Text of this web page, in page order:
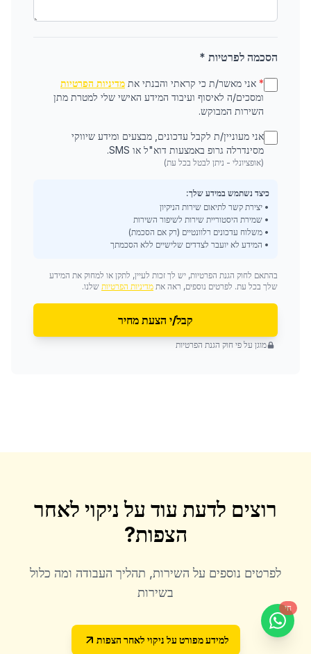
הסכמה לפרטיות *
* אני מאשר/ת כי קראתי והבנתי את מדיניות הפרטיות
ומסכים/ה לאיסוף ועיבוד המידע האישי שלי למטרת מתן
השירות המבוקש.
אני מעוניין/ת לקבל עדכונים, מבצעים ומידע שיווקי
מסינדרלה גרופ באמצעות דוא"ל או SMS.
(אופציונלי - ניתן לבטל בכל עת)
כיצד נשתמש במידע שלך:
• יצירת קשר לתיאום שירות הניקיון
• שמירת היסטוריית שירות לשיפור השירות
• משלוח עדכונים רלוונטיים (רק אם הסכמת)
• המידע לא יועבר לצדדים שלישיים ללא הסכמתך
בהתאם לחוק הגנת הפרטיות, יש לך זכות לעיין, לתקן או למחוק את המידע
שלך בכל עת. לפרטים נוספים, ראה את מדיניות הפרטיות שלנו.
קבל/י הצעת מחיר
מוגן על פי חוק הגנת הפרטיות
רוצים לדעת עוד על ניקוי לאחר
הצפות?
לפרטים נוספים על השירות, תהליך העבודה ומה כלול
בשירות
למידע מפורט על ניקוי לאחר הצפות
חי